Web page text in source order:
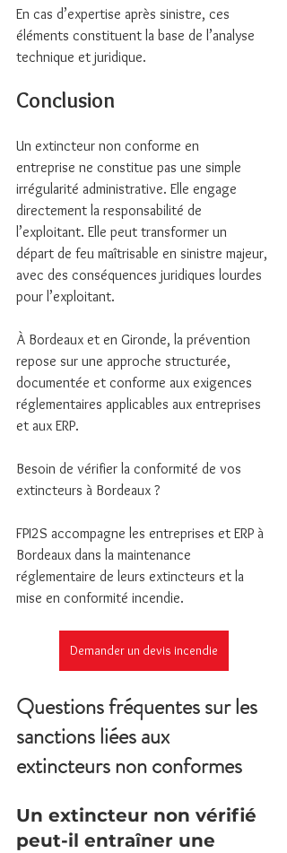
En cas d’expertise après sinistre, ces
éléments constituent la base de l’analyse
technique et juridique.
Conclusion
Un extincteur non conforme en
entreprise ne constitue pas une simple
irrégularité administrative. Elle engage
directement la responsabilité de
l’exploitant. Elle peut transformer un
départ de feu maîtrisable en sinistre majeur,
avec des conséquences juridiques lourdes
pour l’exploitant.
À Bordeaux et en Gironde, la prévention
repose sur une approche structurée,
documentée et conforme aux exigences
réglementaires applicables aux entreprises
et aux ERP.
Besoin de vérifier la conformité de vos
extincteurs à Bordeaux ?
FPI2S accompagne les entreprises et ERP à
Bordeaux dans la maintenance
réglementaire de leurs extincteurs et la
mise en conformité incendie.
Demander un devis incendie
Questions fréquentes sur les
sanctions liées aux
extincteurs non conformes
Un extincteur non vérifié
peut-il entraîner une